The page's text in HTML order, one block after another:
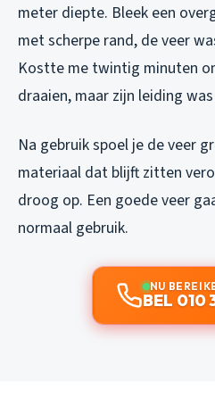
meter diepte. Bleek een
met scherpe rand, de veer
Kostte me twintig minuten
draaien, maar zijn leiding
Na gebruik spoel je de veer
materiaal dat blijft zitten
droog op. Een goede veer
normaal gebruik.
NU
BEL 010